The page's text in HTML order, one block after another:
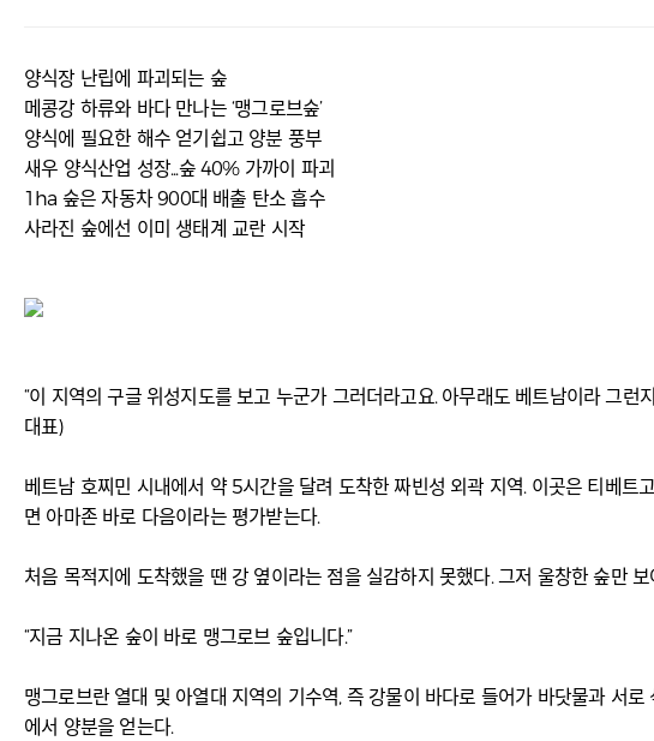
양식장 난립에 파괴되는 숲
메콩강 하류와 바다 만나는 ‘맹그로브숲’
양식에 필요한 해수 얻기쉽고 양분 풍부
새우 양식산업 성장...숲 40% 가까이 파괴
1ha 숲은 자동차 900대 배출 탄소 흡수
사라진 숲에선 이미 생태계 교란 시작
“이 지역의 구글 위성지도를 보고 누군가 그러더라고요. 아무래도 베트남이라 그
대표)
베트남 호찌민 시내에서 약 5시간을 달려 도착한 짜빈성 외곽 지역. 이곳은 티베
면 아마존 바로 다음이라는 평가받는다.
처음 목적지에 도착했을 땐 강 옆이라는 점을 실감하지 못했다. 그저 울창한 숲만
“지금 지나온 숲이 바로 맹그로브 숲입니다.”
맹그로브란 열대 및 아열대 지역의 기수역, 즉 강물이 바다로 들어가 바닷물과 서
에서 양분을 얻는다.